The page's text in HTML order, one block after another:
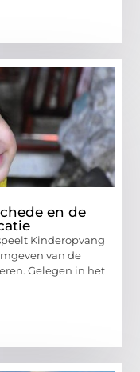
en de
Kinderopvang
van de
Gelegen in het